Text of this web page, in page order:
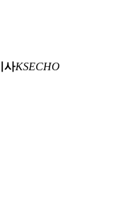
사KSECHO